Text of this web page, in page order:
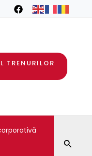
TRENURILOR